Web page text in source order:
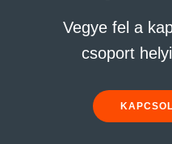
Vegye fel a
csoport